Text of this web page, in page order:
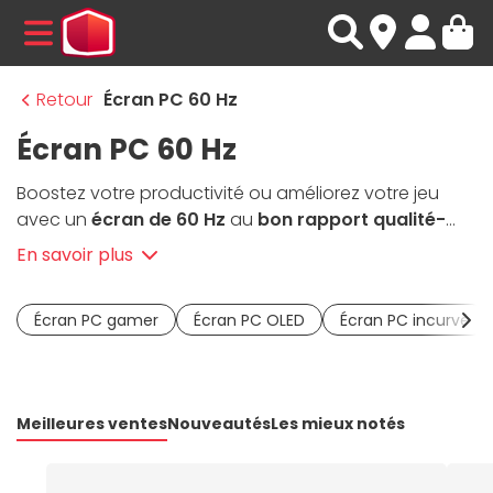
MENU
Retour Écran PC 60 Hz
Écran PC 60 Hz
Boostez votre productivité ou améliorez votre jeu
avec un écran de 60 Hz au bon rapport qualité-
prix. Parfait pour la bureautique, la navigation web, le
streaming ou même le gaming, ces écrans offrent
une expérience visuelle agréable avec une
consommation d'énergie optimisée. Disponible en Full
En savoir plus
Écran PC gamer Écran PC OLED Écran PC incurvé
Meilleures ventesNouveautésLes mieux notés